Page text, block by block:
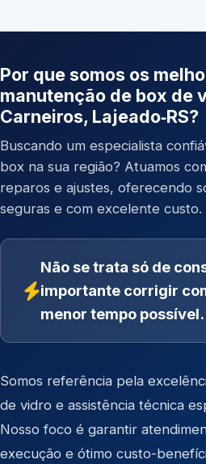
Por que somos os
manutenção de box de
Carneiros, Lajeado‑RS?
Buscando um especialista
box na sua região? Atuamos
reparos e ajustes, oferecendo
seguras e com excelente custo.
Não se trata só de
importante corrigir
menor tempo possível.
Somos referência pela
de vidro e assistência técnica
Nosso foco é garantir
execução e ótimo custo-